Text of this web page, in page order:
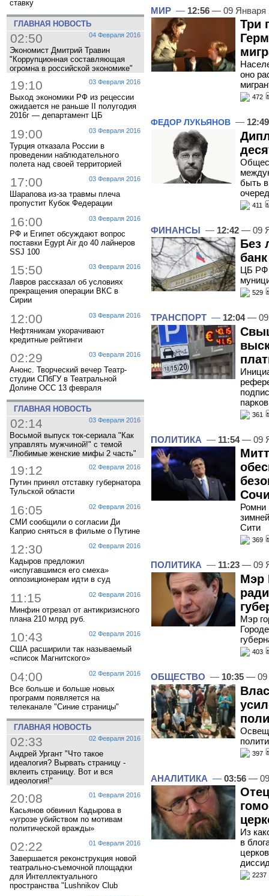
ставку
ГЛАВНАЯ НОВОСТЬ
04 Февраля 2016
02:50
Экономист Дмитрий Травин
"Коррупционная составляющая
огромна в российской экономике"
03 Февраля 2016
19:10
Выход экономики РФ из рецессии
ожидается не раньше II полугодия
2016г — департамент ЦБ
03 Февраля 2016
19:00
Турция отказала России в
проведении наблюдательного
полета над своей территорией
03 Февраля 2016
17:00
Шарапова из-за травмы плеча
пропустит Кубок Федерации
03 Февраля 2016
16:00
РФ и Египет обсуждают вопрос
поставки Egypt Air до 40 лайнеров
SSJ 100
03 Февраля 2016
15:50
Лавров рассказал об условиях
прекращения операции ВКС в
Сирии
03 Февраля 2016
12:00
Нефтяникам укорачивают
кредитные рейтинги
03 Февраля 2016
02:29
Анонс. Творческий вечер Театр-
студии СПбГУ в Театральной
Долине ОСС 13 февраля
ГЛАВНАЯ НОВОСТЬ
03 Февраля 2016
02:14
Восьмой выпуск ток-сериала "Как
управлять мужчиной!" с темой
"Любимые женские мифы 2 часть"
02 Февраля 2016
19:12
Путин принял отставку губернатора
Тульской области
02 Февраля 2016
16:05
СМИ сообщили о согласии Ди
Каприо сняться в фильме о Путине
02 Февраля 2016
12:30
Кадыров предложил
«испугавшимся его смеха»
оппозиционерам идти в суд
02 Февраля 2016
11:15
Минфин отрезал от антикризисного
плана 210 млрд руб.
02 Февраля 2016
10:43
США расширили так называемый
«список Магнитского»
02 Февраля 2016
04:00
Все больше и больше новых
программ появляется на
телеканале "Синие страницы"
ГЛАВНАЯ НОВОСТЬ
02 Февраля 2016
02:33
Андрей Ургант "Что такое
идеалогия? Вырвать страницу -
вклеить страницу. Вот и вся
идеология!"
01 Февраля 2016
20:08
Касьянов обвинил Кадырова в
«угрозе убийством по мотивам
политической вражды»
01 Февраля 2016
02:22
Завершается реконструкция новой
театрально-съемочной площадки
для Интеллектуального
пространства "Lushnikov Club
МИР — 12:56 — 09 Января
Три
оно
472
ФЕДОР ЛУКЬЯНОВ — 12:49
быть
411
ФИНАНСЫ — 12:42 — 09
Без
банк
ЦБ РФ
529
ТРАНСПОРТ — 12:04— 09
361
ПОЛИТИКА — 11:54— 09
Ромни
Сити
369
ПОЛИТИКА — 11:23 — 09
Мэр
Мэр
403
ОБЩЕСТВО — 10:35 — 09
397
АНАЛИТИКА — 03:56 —
Из
в
2237